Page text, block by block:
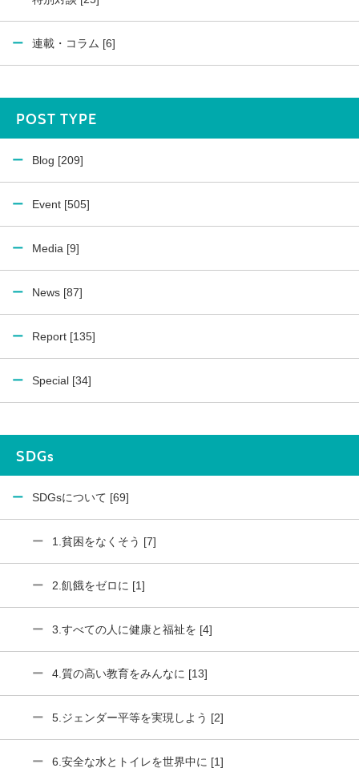
連載・コラム [6]
POST TYPE
Blog [209]
Event [505]
Media [9]
News [87]
Report [135]
Special [34]
SDGs
SDGsについて [69]
1.貧困をなくそう [7]
2.飢餓をゼロに [1]
3.すべての人に健康と福祉を [4]
4.質の高い教育をみんなに [13]
5.ジェンダー平等を実現しよう [2]
6.安全な水とトイレを世界中に [1]